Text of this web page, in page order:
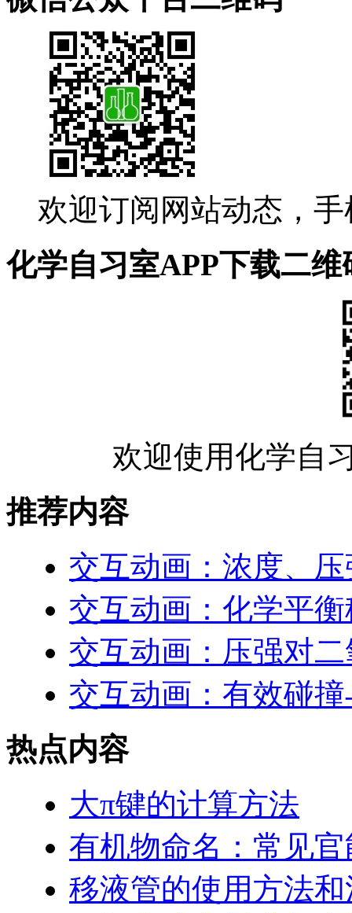
欢迎订阅网站动态，
化学自习室APP下载二维
欢迎使用化学自
推荐内容
交互动画：浓度、
交互动画：化学平
交互动画：压强对
交互动画：有效碰
热点内容
大π键的计算方法
有机物命名：常见
移液管的使用方法